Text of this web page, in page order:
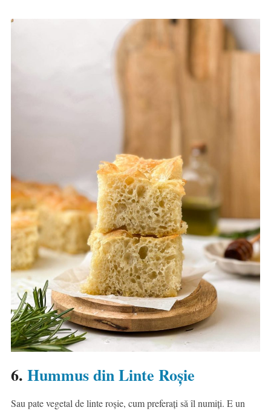
6. Hummus din Linte Roșie
Sau pate vegetal de linte roșie, cum preferați să îl numiți. E un